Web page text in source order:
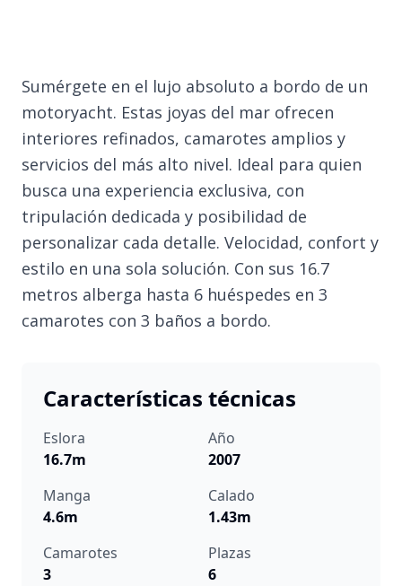
Sumérgete en el lujo absoluto a bordo de un
motoryacht. Estas joyas del mar ofrecen
interiores refinados, camarotes amplios y
servicios del más alto nivel. Ideal para quien
busca una experiencia exclusiva, con
tripulación dedicada y posibilidad de
personalizar cada detalle. Velocidad, confort y
estilo en una sola solución. Con sus 16.7
metros alberga hasta 6 huéspedes en 3
camarotes con 3 baños a bordo.
Características técnicas
Eslora
16.7m
Año
2007
Manga
4.6m
Calado
1.43m
Camarotes
3
Plazas
6